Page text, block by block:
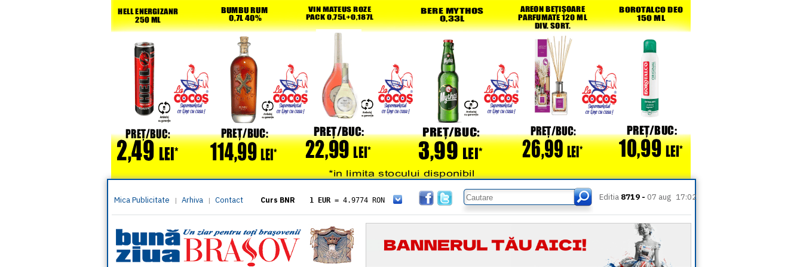
Mica Publicitate | Arhiva | Contact Curs BNR 1 EUR = 4.9774 RON
= 5.8304 RON
1 XAU= 464.4611 RON
1 AED= 1.1933 RON
1 AUD= 2.7957 RON
1 BGN= 2.5449 RON
Editia 8719 - 07 aug 17:02